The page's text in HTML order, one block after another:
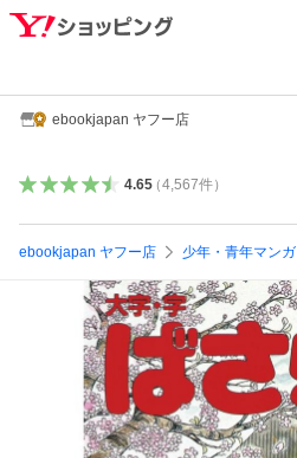
ebookjapan ヤフー店
4.65（4,567件）
ebookjapan ヤフー店 少年・青年マンガ